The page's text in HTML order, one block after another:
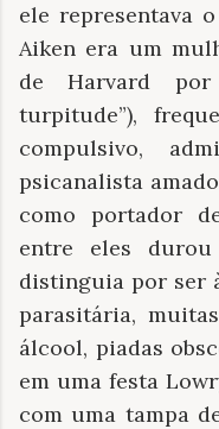
ele representava
Aiken era um
de Harvard
turpitude”),
compulsivo,
psicanalista
como portador
entre eles
distinguia por ser
parasitária,
álcool, piadas
em uma festa
com uma tampa